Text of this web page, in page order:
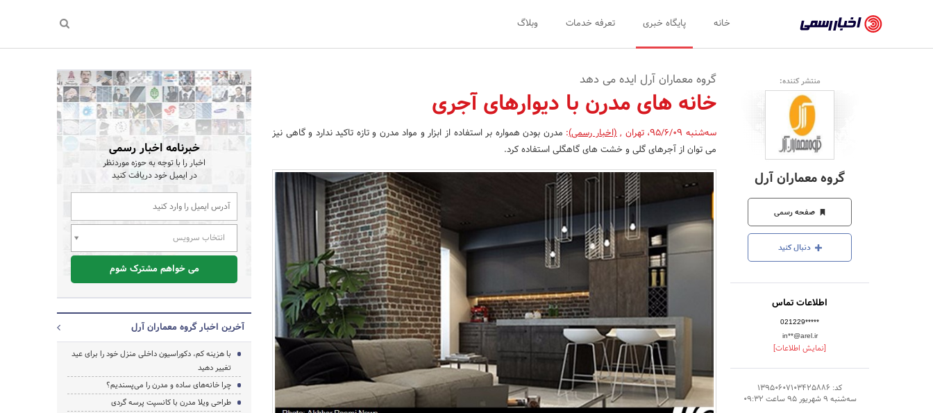
رسمی
-
اخبار
تایید
شده
شرکت‌ها،
سازمان‌ها
و
روابط
عمومی‌ها
خانه پایگاه خبری تعرفه خدمات وبلاگ
منتشر کننده:
گروه معماران آرل
صفحه رسمی
دنبال کنید
اطلاعات تماس
021229*****
in**@arel.ir
[نمایش اطلاعات]
کد: 13950607103425886
سه‌شنبه 9 شهریور 95 ساعت 09:32
گروه معماران آرل ایده می دهد
خانه های مدرن با دیوارهای آجری
سه‌شنبه 95/6/09 ،تهران ,(اخبار رسمی): مدرن بودن همواره بر استفاده از ابزار و مواد مدرن و تازه تاکید ندارد و گاهی نیز
می توان از آجرهای گلی و خشت های گاهگلی استفاده کرد.
خبرنامه اخبار رسمی
اخبار را با توجه به حوزه موردنظر
در ایمیل خود دریافت کنید
انتخاب سرویس
می خواهم مشترک شوم
آخرین اخبار گروه معماران آرل
با هزینه کم، دکوراسیون داخلی منزل خود را برای عید
تغییر دهید
چرا خانه‌های ساده و مدرن را می‌پسندیم؟
طراحی ویلا مدرن با کانسپت پرسه گردی